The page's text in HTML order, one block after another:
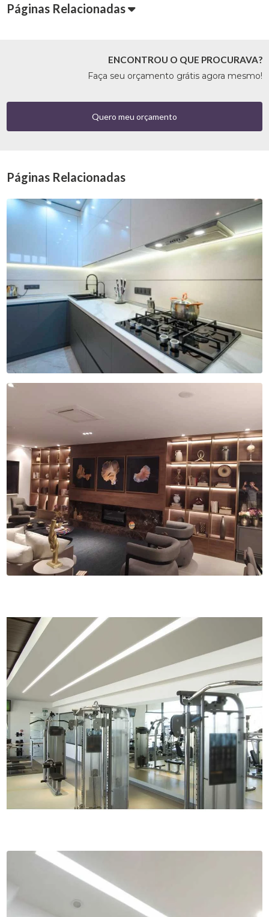
Páginas Relacionadas
ENCONTROU O QUE PROCURAVA?
Faça seu orçamento grátis agora mesmo!
Quero meu orçamento
Páginas Relacionadas